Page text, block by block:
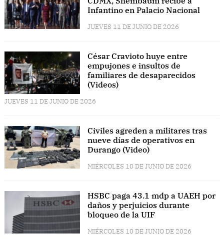
Infantino en Palacio Nacional
JUEVES 11 DE JUNIO DE 2026
César Cravioto huye entre
empujones e insultos de
familiares de desaparecidos
(Videos)
JUEVES 11 DE JUNIO DE 2026
Civiles agreden a militares tras
nueve días de operativos en
Durango (Video)
MIÉRCOLES 10 DE JUNIO DE 2026
HSBC paga 43.1 mdp a UAEH por
daños y perjuicios durante
bloqueo de la UIF
MIÉRCOLES 10 DE JUNIO DE 2026